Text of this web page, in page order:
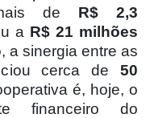
de R$ 2,3
a R$ 21 milhões
a sinergia entre as
cerca de 50
é, hoje, o
financeiro do